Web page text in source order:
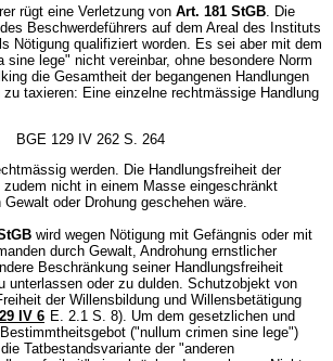
rügt eine Verletzung von Art. 181 StGB. Die
Beschwerdeführers auf dem Areal des Instituts
Nötigung qualifiziert worden. Es sei aber mit dem
sine lege" nicht vereinbar, ohne besondere Norm
die Gesamtheit der begangenen Handlungen
taxieren: Eine einzelne rechtmässige Handlung
BGE 129 IV 262 S. 264
werden. Die Handlungsfreiheit der
zudem nicht in einem Masse eingeschränkt
oder Drohung geschehen wäre.
wird wegen Nötigung mit Gefängnis oder mit
durch Gewalt, Androhung ernstlicher
Beschränkung seiner Handlungsfreiheit
unterlassen oder zu dulden. Schutzobjekt von
der Willensbildung und Willensbetätigung
IV 6 E. 2.1 S. 8). Um dem gesetzlichen und
("nullum crimen sine lege")
Tatbestandsvariante der "anderen